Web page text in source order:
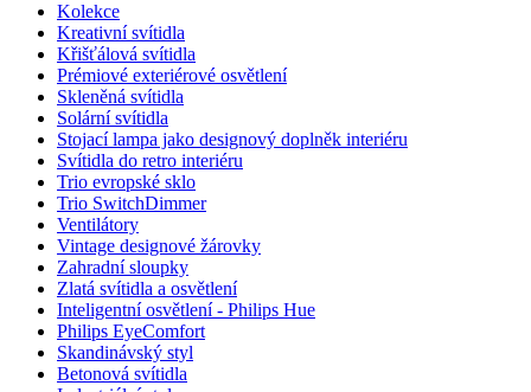
Kolekce
Kreativní svítidla
Křišťálová svítidla
Prémiové exteriérové osvětlení
Skleněná svítidla
Solární svítidla
Stojací lampa jako designový doplněk interiéru
Svítidla do retro interiéru
Trio evropské sklo
Trio SwitchDimmer
Ventilátory
Vintage designové žárovky
Zahradní sloupky
Zlatá svítidla a osvětlení
Inteligentní osvětlení - Philips Hue
Philips EyeComfort
Skandinávský styl
Betonová svítidla